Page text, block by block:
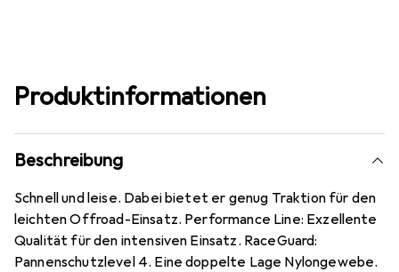
Produktinformationen
Beschreibung
Schnell und leise. Dabei bietet er genug Traktion für den
leichten Offroad-Einsatz. Performance Line: Exzellente
Qualität für den intensiven Einsatz. RaceGuard:
Pannenschutzlevel 4. Eine doppelte Lage Nylongewebe.